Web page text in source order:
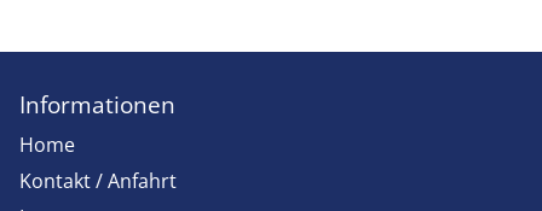
Informationen
Home
Kontakt / Anfahrt